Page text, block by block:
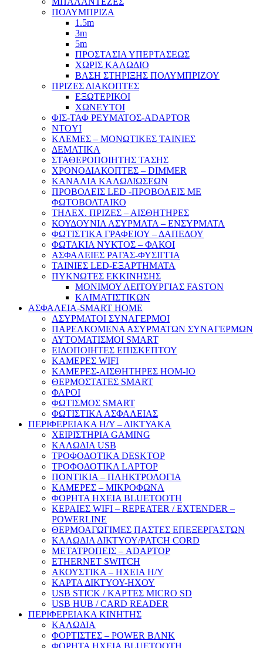
ΠΟΛΥΜΠΡΙΖΑ
1.5m
3m
5m
ΠΡΟΣΤΑΣΙΑ ΥΠΕΡΤΑΣΕΩΣ
ΧΩΡΙΣ ΚΑΛΩΔΙΟ
ΒΑΣΗ ΣΤΗΡΙΞΗΣ ΠΟΛΥΜΠΡΙΖΟΥ
ΠΡΙΖΕΣ ΔΙΑΚΟΠΤΕΣ
ΕΞΩΤΕΡΙΚΟΙ
ΧΩΝΕΥΤΟΙ
ΦΙΣ-ΤΑΦ ΡΕΥΜΑΤΟΣ-ADAPTOR
NTOYI
ΚΛΕΜΕΣ – ΜΟΝΩΤΙΚΕΣ ΤΑΙΝΙΕΣ
ΔΕΜΑΤΙΚΑ
ΣΤΑΘΕΡΟΠΟΙΗΤΗΣ ΤΑΣΗΣ
ΧΡΟΝΟΔΙΑΚΟΠΤΕΣ – DIMMER
ΚΑΝΑΛΙΑ ΚΑΛΩΔΙΩΣΕΩΝ
ΠΡΟΒΟΛΕΙΣ LED -ΠΡΟΒΟΛΕΙΣ ΜΕ
ΦΩΤΟΒΟΛΤΑΙΚΟ
ΤΗΛΕΧ. ΠΡΙΖΕΣ – ΑΙΣΘΗΤΗΡΕΣ
ΚΟΥΔΟΥΝΙΑ ΑΣΥΡΜΑΤΑ – ΕΝΣΥΡΜΑΤΑ
ΦΩΤΙΣΤΙΚΑ ΓΡΑΦΕΙΟΥ – ΔΑΠΕΔΟΥ
ΦΩΤΑΚΙΑ ΝΥΚΤΟΣ – ΦΑΚΟΙ
ΑΣΦΑΛΕΙΕΣ ΡΑΓΑΣ-ΦΥΣΙΓΓΙΑ
ΤΑΙΝΙΕΣ LED-ΕΞΑΡΤΗΜΑΤΑ
ΠΥΚΝΩΤΕΣ ΕΚΚΙΝΗΣΗΣ
ΜΟΝΙΜΟΥ ΛΕΙΤΟΥΡΓΙΑΣ FASTON
ΚΛΙΜΑΤΙΣΤΙΚΩΝ
ΑΣΦΑΛΕΙΑ-SMART HOME
ΑΣΥΡΜΑΤΟΙ ΣΥΝΑΓΕΡΜΟΙ
ΠΑΡΕΛΚΟΜΕΝΑ ΑΣΥΡΜΑΤΩΝ ΣΥΝΑΓΕΡΜΩΝ
ΑΥΤΟΜΑΤΙΣΜΟΙ SMART
ΕΙΔΟΠΟΙΗΤΕΣ ΕΠΙΣΚΕΠΤΟΥ
ΚΑΜΕΡΕΣ WIFI
ΚΑΜΕΡΕΣ-ΑΙΣΘΗΤΗΡΕΣ ΗΟΜ-ΙΟ
ΘΕΡΜΟΣΤΑΤΕΣ SMART
ΦΑΡΟΙ
ΦΩΤΙΣΜΟΣ SMART
ΦΩΤΙΣΤΙΚΑ ΑΣΦΑΛΕΙΑΣ
ΠΕΡΙΦΕΡΕΙΑΚΑ Η/Υ – ΔΙΚΤΥΑΚΑ
ΧΕΙΡΙΣΤΗΡΙΑ GAMING
ΚΑΛΩΔΙΑ USB
ΤΡΟΦΟΔΟΤΙΚΑ DESKTOP
ΤΡΟΦΟΔΟΤΙΚΑ LAPTOP
ΠΟΝΤΙΚΙΑ – ΠΛΗΚΤΡΟΛΟΓΙΑ
ΚΑΜΕΡΕΣ – ΜΙΚΡΟΦΩΝΑ
ΦΟΡΗΤΑ ΗΧΕΙΑ BLUETOOTH
ΚΕΡΑΙΕΣ WIFI – REPEATER / EXTENDER –
POWERLINE
ΘΕΡΜΟΑΓΩΓΙΜΕΣ ΠΑΣΤΕΣ ΕΠΕΞΕΡΓΑΣΤΩΝ
ΚΑΛΩΔΙΑ ΔΙΚΤΥΟΥ/PATCH CORD
ΜΕΤΑΤΡΟΠΕΙΣ – ADAPTOP
ETHERNET SWITCH
ΑΚΟΥΣΤΙΚΑ – ΗΧΕΙΑ H/Y
ΚΑΡΤΑ ΔΙΚΤΥΟΥ-ΗΧΟΥ
USB STICK / ΚΑΡΤΕΣ MICRO SD
USB HUB / CARD READER
ΠΕΡΙΦΕΡΕΙΑΚΑ ΚΙΝΗΤΗΣ
ΚΑΛΩΔΙΑ
ΦΟΡΤΙΣΤΕΣ – POWER BANK
ΦΟΡΗΤΑ ΗΧΕΙΑ BLUETOOTH